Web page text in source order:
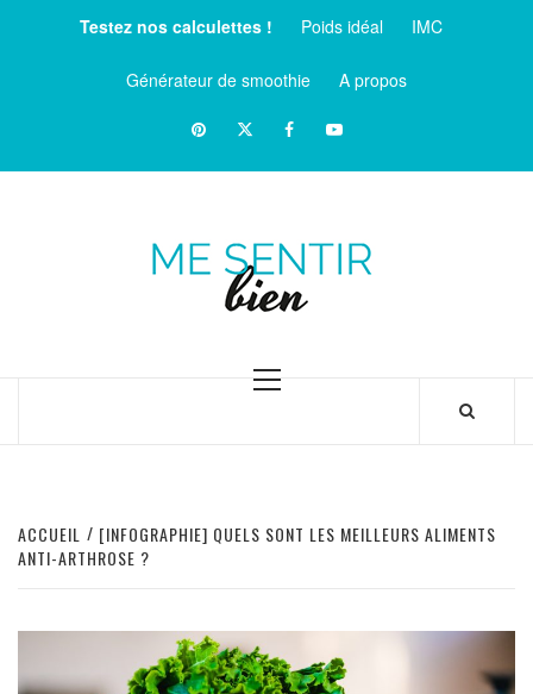
Testez nos calculettes ! Poids idéal IMC
Générateur de smoothie
A propos
PinterestTwitterfacebookYoutube
Menu
ACCUEIL
[INFOGRAPHIE] QUELS SONT LES MEILLEURS ALIMENTS
ANTI-ARTHROSE ?